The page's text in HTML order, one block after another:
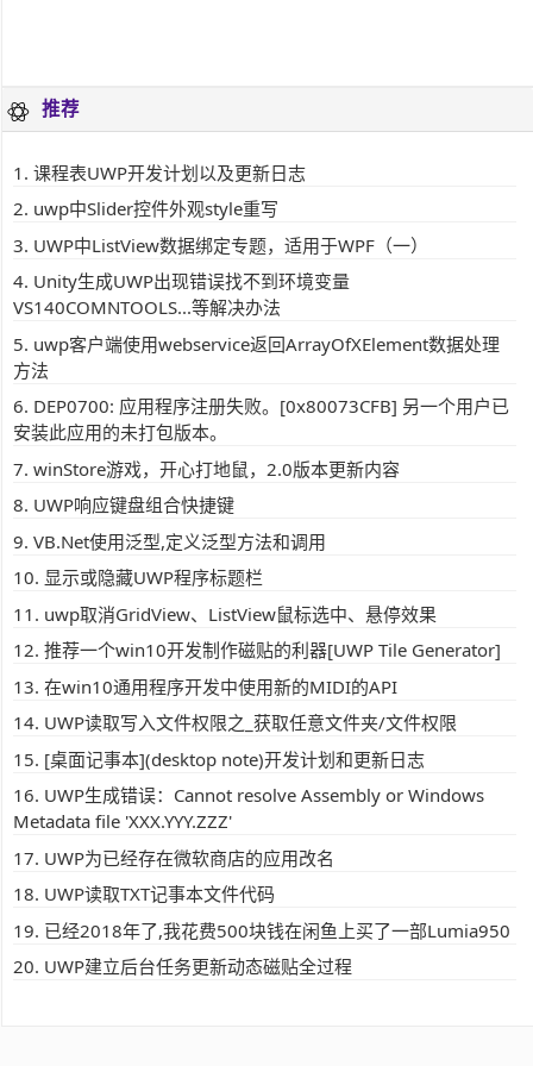
推荐
课程表UWP开发计划以及更新日志
uwp中Slider控件外观style重写
UWP中ListView数据绑定专题，适用于WPF（一）
Unity生成UWP出现错误找不到环境变量
VS140COMNTOOLS...等解决办法
uwp客户端使用webservice返回ArrayOfXElement数据处理
方法
DEP0700: 应用程序注册失败。[0x80073CFB] 另一个用户已
安装此应用的未打包版本。
winStore游戏，开心打地鼠，2.0版本更新内容
UWP响应键盘组合快捷键
VB.Net使用泛型,定义泛型方法和调用
显示或隐藏UWP程序标题栏
uwp取消GridView、ListView鼠标选中、悬停效果
推荐一个win10开发制作磁贴的利器[UWP Tile Generator]
在win10通用程序开发中使用新的MIDI的API
UWP读取写入文件权限之_获取任意文件夹/文件权限
[桌面记事本](desktop note)开发计划和更新日志
UWP生成错误：Cannot resolve Assembly or Windows
Metadata file 'XXX.YYY.ZZZ'
UWP为已经存在微软商店的应用改名
UWP读取TXT记事本文件代码
已经2018年了,我花费500块钱在闲鱼上买了一部Lumia950
UWP建立后台任务更新动态磁贴全过程